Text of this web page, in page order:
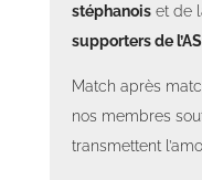
stéphanois et de
supporters de
Match après
nos membres
transmettent